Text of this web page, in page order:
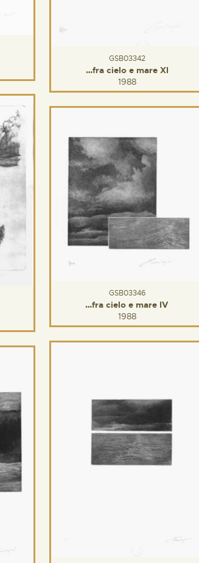
GSB03342
…fra cielo e mare XI
1988
GSB03346
…fra cielo e mare IV
1988